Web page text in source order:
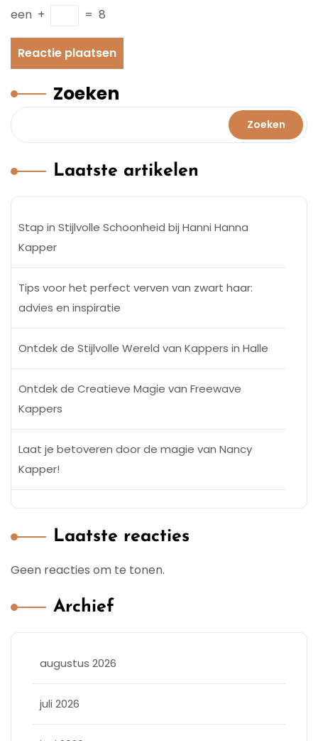
een + = 8
Zoeken
Zoeken
Laatste artikelen
Stap in Stijlvolle Schoonheid bij Hanni Hanna
Kapper
Tips voor het perfect verven van zwart haar:
advies en inspiratie
Ontdek de Stijlvolle Wereld van Kappers in Halle
Ontdek de Creatieve Magie van Freewave
Kappers
Laat je betoveren door de magie van Nancy
Kapper!
Laatste reacties
Geen reacties om te tonen.
Archief
augustus 2026
juli 2026